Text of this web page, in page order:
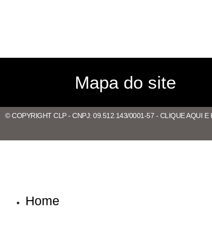
Mapa do site
© COPYRIGHT CLP - CNPJ: 09.512.143/0001-57 - CLIQUE AQUI E
Home